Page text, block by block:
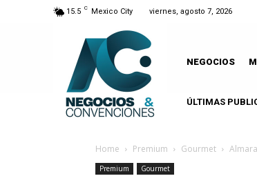
15.5 C Mexico City viernes, agosto 7, 2026
NEGOCIOS
ÚLTIMAS
Home Premium Gourmet
Premium Gourmet